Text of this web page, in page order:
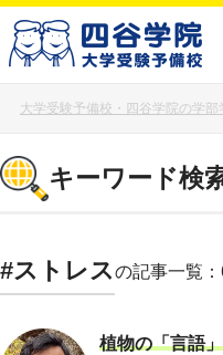
大学受験予備校・四谷学院の学
キーワード検
#ストレスの記事一覧
植物の「言語